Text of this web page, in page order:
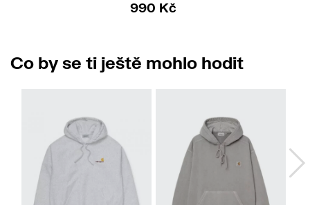
990 Kč
Co by se ti ještě mohlo hodit